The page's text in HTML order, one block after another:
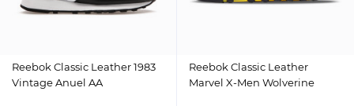
Reebok Classic Leather 1983
Vintage Anuel AA
Reebok Classic Leather
Marvel X-Men Wolverine